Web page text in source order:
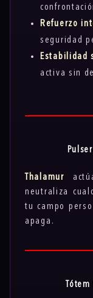
Refuerzo
seguridad
Estabilidad
activa sin
Thalamur
neutraliza
tu campo
apaga.